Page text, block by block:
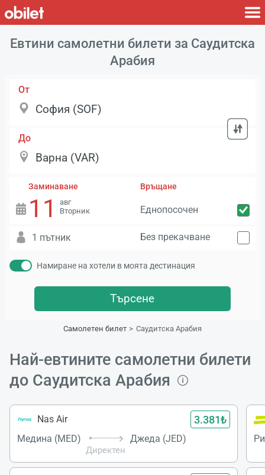
Евтини самолетни билети за Саудитска
Арабия
От
До
Заминаване
11
авг
Вторник
Връщане
Еднопосочен
1 пътник Без прекачване
Намиране на хотели в моята дестинация
Търсене
Самолетен билет Саудитска Арабия
Най-евтините самолетни билети
до Саудитска Арабия
Nas Air 3.381₺
Медина (MED)
Директен
Джеда (JED)